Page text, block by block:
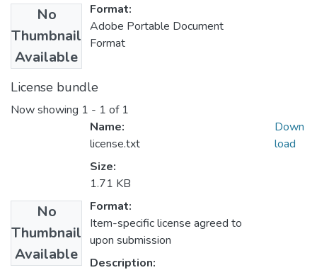
No
Thumbnail
Available
Format:
Adobe Portable Document
Format
License bundle
Now showing 1 - 1 of 1
No
Thumbnail
Available
Name:
license.txt
Size:
1.71 KB
Format:
Item-specific license agreed to
upon submission
Description:
Down
load